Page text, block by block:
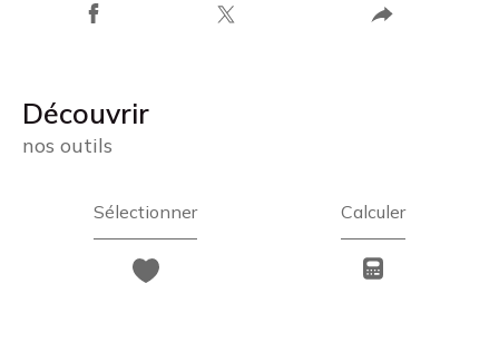
découvrir
nos outils
Sélectionner Calculer